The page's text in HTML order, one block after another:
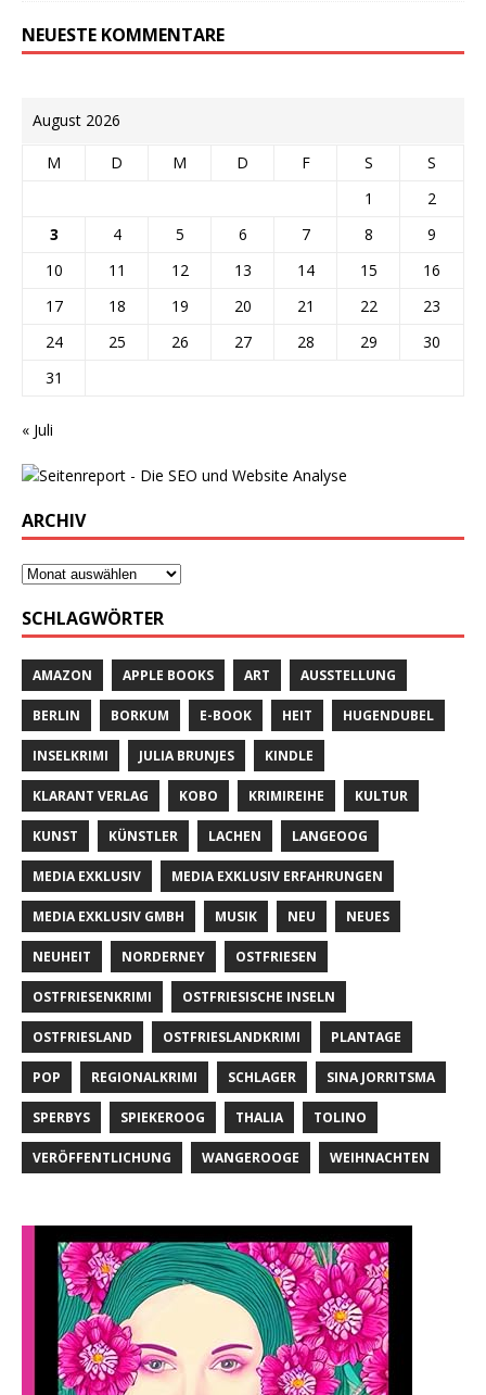
NEUESTE KOMMENTARE
August 2026
M D M D F S
S
1
2
3
4 5 6 7 8
9
10
11 12 13 14 15
16
17
18 19 20 21 22
23
24
25 26 27 28 29
30
31
« Juli
ARCHIV
SCHLAGWÖRTER
AMAZON APPLE BOOKS ART AUSSTELLUNG
BERLIN BORKUM E-BOOK HEIT HUGENDUBEL
INSELKRIMI JULIA BRUNJES KINDLE
KLARANT VERLAG KOBO KRIMIREIHE KULTUR
KUNST KÜNSTLER LACHEN LANGEOOG
MEDIA EXKLUSIV MEDIA EXKLUSIV ERFAHRUNGEN
MEDIA EXKLUSIV GMBH MUSIK NEU NEUES
NEUHEIT NORDERNEY OSTFRIESEN
OSTFRIESENKRIMI OSTFRIESISCHE INSELN
OSTFRIESLAND OSTFRIESLANDKRIMI PLANTAGE
POP REGIONALKRIMI SCHLAGER SINA JORRITSMA
SPERBYS SPIEKEROOG THALIA TOLINO
VERÖFFENTLICHUNG WANGEROOGE WEIHNACHTEN